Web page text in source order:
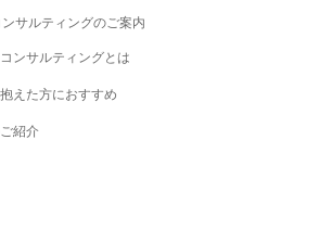
サルティングのご案内
ンサルティングとは
えた方におすすめ
紹介